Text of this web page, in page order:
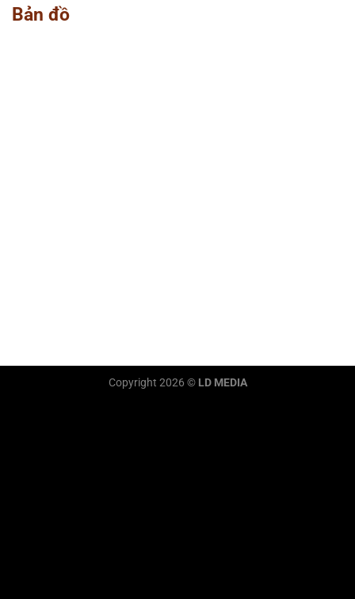
Bản đồ
Copyright 2026 © LD MEDIA